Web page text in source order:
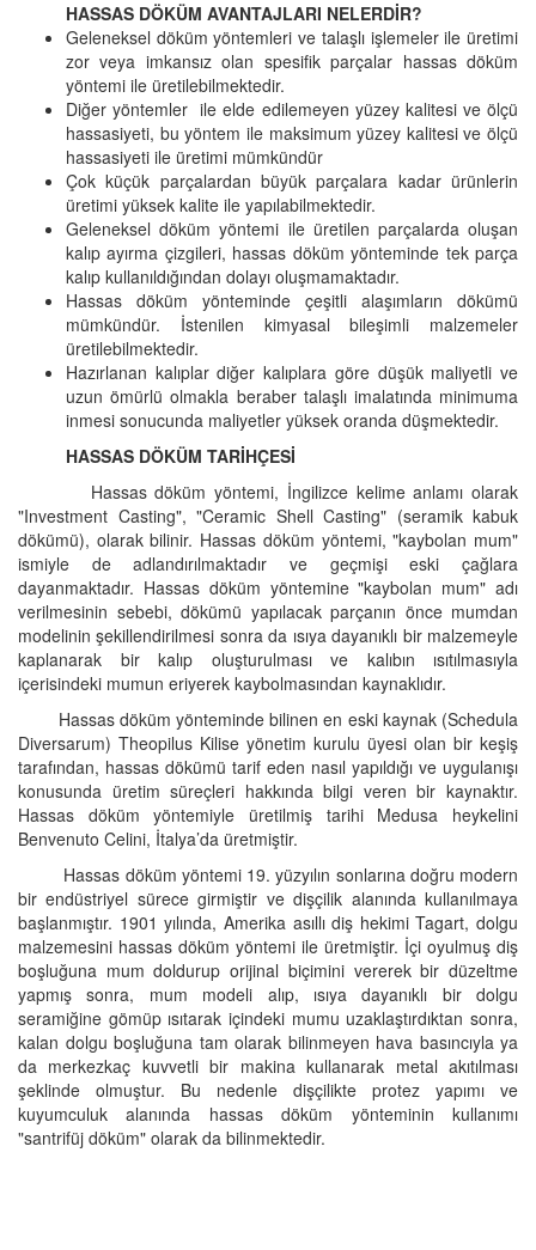
HASSAS DÖKÜM AVANTAJLARI NELERDİR?
Geleneksel döküm yöntemleri ve talaşlı işlemeler ile üretimi
zor veya imkansız olan spesifik parçalar hassas döküm
yöntemi ile üretilebilmektedir.
Diğer yöntemler ile elde edilemeyen yüzey kalitesi ve ölçü
hassasiyeti, bu yöntem ile maksimum yüzey kalitesi ve ölçü
hassasiyeti ile üretimi mümkündür
Çok küçük parçalardan büyük parçalara kadar ürünlerin
üretimi yüksek kalite ile yapılabilmektedir.
Geleneksel döküm yöntemi ile üretilen parçalarda oluşan
kalıp ayırma çizgileri, hassas döküm yönteminde tek parça
kalıp kullanıldığından dolayı oluşmamaktadır.
Hassas döküm yönteminde çeşitli alaşımların dökümü
mümkündür. İstenilen kimyasal bileşimli malzemeler
üretilebilmektedir.
Hazırlanan kalıplar diğer kalıplara göre düşük maliyetli ve
uzun ömürlü olmakla beraber talaşlı imalatında minimuma
inmesi sonucunda maliyetler yüksek oranda düşmektedir.
HASSAS DÖKÜM TARİHÇESİ
Hassas döküm yöntemi, İngilizce kelime anlamı olarak
"Investment Casting", "Ceramic Shell Casting" (seramik kabuk
dökümü), olarak bilinir. Hassas döküm yöntemi, "kaybolan mum"
ismiyle de adlandırılmaktadır ve geçmişi eski çağlara
dayanmaktadır. Hassas döküm yöntemine "kaybolan mum" adı
verilmesinin sebebi, dökümü yapılacak parçanın önce mumdan
modelinin şekillendirilmesi sonra da ısıya dayanıklı bir malzemeyle
kaplanarak bir kalıp oluşturulması ve kalıbın ısıtılmasıyla
içerisindeki mumun eriyerek kaybolmasından kaynaklıdır.
Hassas döküm yönteminde bilinen en eski kaynak (Schedula
Diversarum) Theopilus Kilise yönetim kurulu üyesi olan bir keşiş
tarafından, hassas dökümü tarif eden nasıl yapıldığı ve uygulanışı
konusunda üretim süreçleri hakkında bilgi veren bir kaynaktır.
Hassas döküm yöntemiyle üretilmiş tarihi Medusa heykelini
Benvenuto Celini, İtalya’da üretmiştir.
Hassas döküm yöntemi 19. yüzyılın sonlarına doğru modern
bir endüstriyel sürece girmiştir ve dişçilik alanında kullanılmaya
başlanmıştır. 1901 yılında, Amerika asıllı diş hekimi Tagart, dolgu
malzemesini hassas döküm yöntemi ile üretmiştir. İçi oyulmuş diş
boşluğuna mum doldurup orijinal biçimini vererek bir düzeltme
yapmış sonra, mum modeli alıp, ısıya dayanıklı bir dolgu
seramiğine gömüp ısıtarak içindeki mumu uzaklaştırdıktan sonra,
kalan dolgu boşluğuna tam olarak bilinmeyen hava basıncıyla ya
da merkezkaç kuvvetli bir makina kullanarak metal akıtılması
şeklinde olmuştur. Bu nedenle dişçilikte protez yapımı ve
kuyumculuk alanında hassas döküm yönteminin kullanımı
"santrifüj döküm" olarak da bilinmektedir.